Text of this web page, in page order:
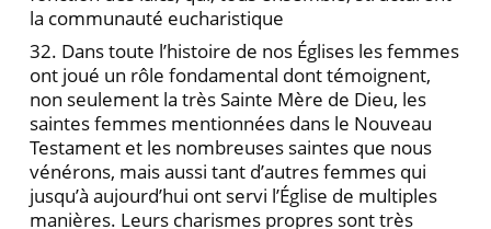
la communauté eucharistique
32. Dans toute l’histoire de nos Églises les femmes
ont joué un rôle fondamental dont témoignent,
non seulement la très Sainte Mère de Dieu, les
saintes femmes mentionnées dans le Nouveau
Testament et les nombreuses saintes que nous
vénérons, mais aussi tant d’autres femmes qui
jusqu’à aujourd’hui ont servi l’Église de multiples
manières. Leurs charismes propres sont très